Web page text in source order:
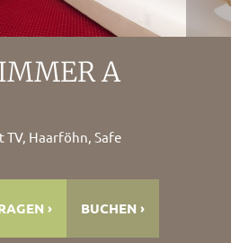
A
TV, Haarföhn, Safe
BUCHEN